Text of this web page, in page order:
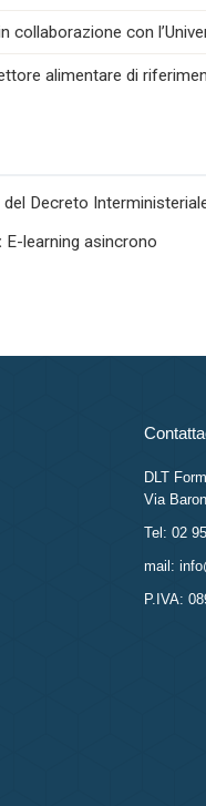
con
alimentare di
Decreto
E-learning asincrono
DLT
Via
Tel: 02
mail:
P.IVA: